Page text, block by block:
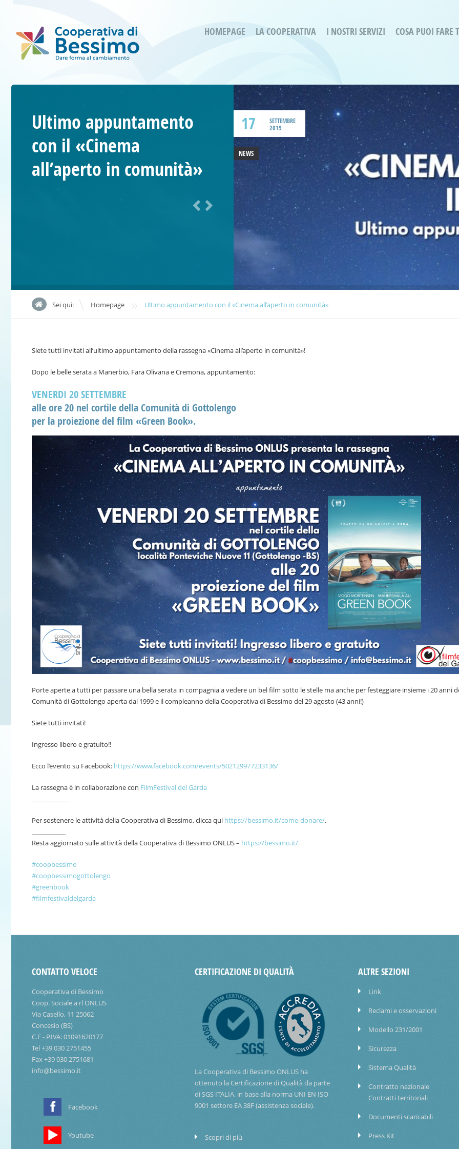
HOMEPAGE LA COOPERATIVA I NOSTRI SERVIZI
Bessimo Due
Servizio Fantasina:
Regina di Cuori
Servizi di Inclusione Sociale
SMI Gli Acrobati – Lallio
Housing Sociale
COSA PUOI FARE
17
SETTEMBRE
2019
Ultimo appuntamento
con il «Cinema
all’aperto in comunità»
NEWS
Sei qui: Homepage » Ultimo appuntamento con il «Cinema all’aperto in comunità»
Siete tutti invitati all’ultimo appuntamento della rassegna «Cinema all’aperto in comunità»!
Dopo le belle serata a Manerbio, Fara Olivana e Cremona, appuntamento:
VENERDI 20 SETTEMBRE
alle ore 20 nel cortile della Comunità di Gottolengo
per la proiezione del film «Green Book».
Porte aperte a tutti per passare una bella serata in compagnia a vedere un bel film sotto le stelle ma anche per festeggiare insieme i 20 anni
Comunità di Gottolengo aperta dal 1999 e il compleanno della Cooperativa di Bessimo del 29 agosto (43 anni!)
Siete tutti invitati!
Ingresso libero e gratuito!!
Ecco l’evento su Facebook: https://www.facebook.com/events/502129977233136/
La rassegna è in collaborazione con FilmFestival del Garda
Per sostenere le attività della Cooperativa di Bessimo, clicca qui https://bessimo.it/come-donare/.
Resta aggiornato sulle attività della Cooperativa di Bessimo ONLUS – https://bessimo.it/
#coopbessimo
#coopbessimogottolengo
#greenbook
#filmfestivaldelgarda
CONTATTO VELOCE
Cooperativa di Bessimo
Coop. Sociale a rl ONLUS
Via Casello, 11 25062
Concesio (BS)
C.F - P.IVA: 01091620177
Tel +39 030 2751455
Fax +39 030 2751681
info@bessimo.it
Facebook
Youtube
CERTIFICAZIONE DI QUALITÀ
La Cooperativa di Bessimo ONLUS ha
ottenuto la Certificazione di Qualità da parte
di SGS ITALIA, in base alla norma UNI EN ISO
9001 settore EA 38F (assistenza sociale).
Scopri di più
ALTRE SEZIONI
Link
Reclami e osservazioni
Modello 231/2001
Sicurezza
Sistema Qualità
Contratto nazionale
Contratti territoriali
Documenti scaricabili
Press Kit